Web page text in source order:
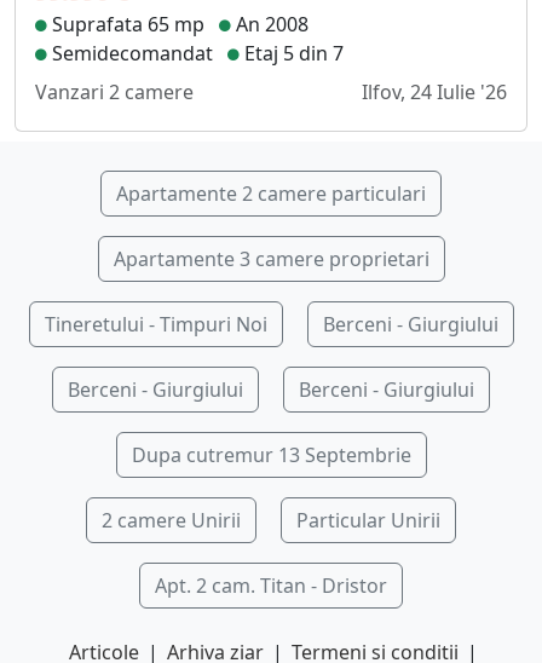
Suprafata 65 mp
An 2008
Semidecomandat
Etaj 5 din 7
Vanzari 2 camere
Ilfov, 24 Iulie '26
Apartamente 2 camere particulari
Apartamente 3 camere proprietari
Tineretului - Timpuri Noi Berceni - Giurgiului
Berceni - Giurgiului Berceni - Giurgiului
Dupa cutremur 13 Septembrie
2 camere Unirii Particular Unirii
Apt. 2 cam. Titan - Dristor
Articole | Arhiva ziar | Termeni si conditii |